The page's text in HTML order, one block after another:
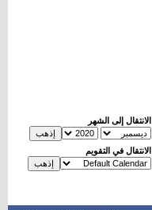
الانتقال إلى الشهر
الانتقال في التقويم